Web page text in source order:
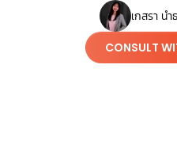
เกสรา น
CONSULT